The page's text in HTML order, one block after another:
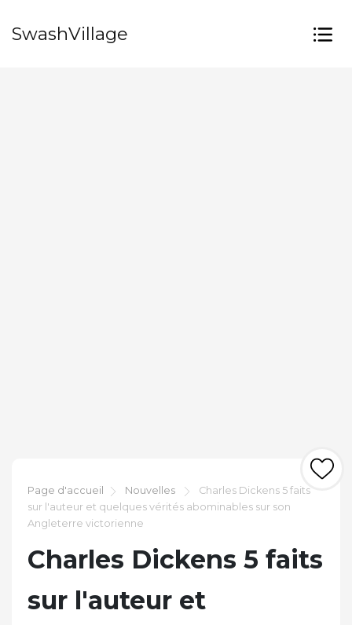
SwashVillage
Page d'accueil Nouvelles
Charles Dickens 5 faits
sur l'auteur et quelques vérités abominables sur son
Angleterre victorienne
Charles Dickens 5 faits
sur l'auteur et